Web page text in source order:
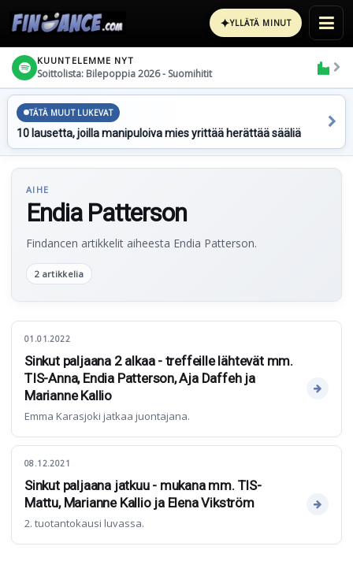
✦YLLÄTÄ MINUT
KUUNTELEMME NYT
Soittolista: Bilepoppia 2026 - Suomihitit
TÄTÄ MUUT LUKEVAT
10 lausetta, joilla manipuloiva mies yrittää herättää sääliä
AIHE
Endia Patterson
Findancen artikkelit aiheesta Endia Patterson.
2 artikkelia
01.01.2022
Sinkut paljaana 2 alkaa - treffeille lähtevät mm.
TIS-Anna, Endia Patterson, Aja Daffeh ja
Marianne Kallio
Emma Karasjoki jatkaa juontajana.
08.12.2021
Sinkut paljaana jatkuu - mukana mm. TIS-
Mattu, Marianne Kallio ja Elena Vikström
2. tuotantokausi luvassa.